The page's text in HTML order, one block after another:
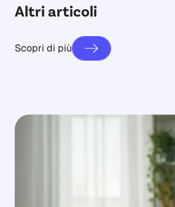
Altri articoli
Scopri di più